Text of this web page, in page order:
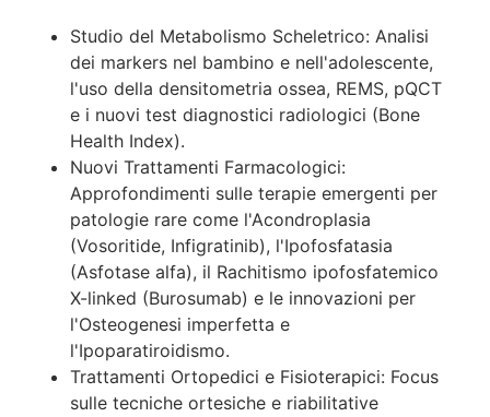
Studio del Metabolismo Scheletrico: Analisi
dei markers nel bambino e nell'adolescente,
l'uso della densitometria ossea, REMS, pQCT
e i nuovi test diagnostici radiologici (Bone
Health Index).
Nuovi Trattamenti Farmacologici:
Approfondimenti sulle terapie emergenti per
patologie rare come l'Acondroplasia
(Vosoritide, Infigratinib), l'Ipofosfatasia
(Asfotase alfa), il Rachitismo ipofosfatemico
X-linked (Burosumab) e le innovazioni per
l'Osteogenesi imperfetta e
l'Ipoparatiroidismo.
Trattamenti Ortopedici e Fisioterapici: Focus
sulle tecniche ortesiche e riabilitative